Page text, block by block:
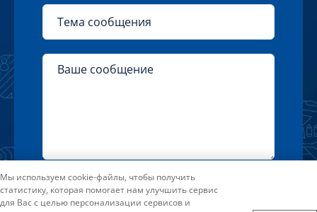
Нажимая на кнопку «Отправить» Вы
соглашаетесь с условиями
Мы используем cookie-файлы, чтобы получить
статистику, которая помогает нам улучшить сервис
для Вас с целью персонализации сервисов и